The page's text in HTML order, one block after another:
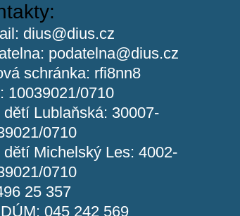
dius@dius.cz
podatelna@dius.cz
schránka: rfi8nn8
10039021/0710
dětí Lublaňská: 30007-
0710
dětí Michelský Les: 4002-
0710
25 357
045 242 569